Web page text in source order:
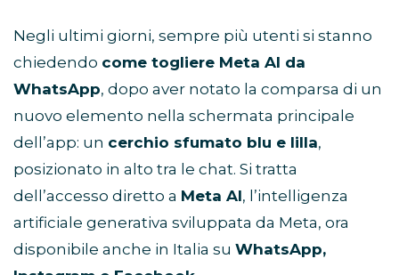
Negli ultimi giorni, sempre più utenti si stanno
chiedendo come togliere Meta AI da
WhatsApp, dopo aver notato la comparsa di un
nuovo elemento nella schermata principale
dell’app: un cerchio sfumato blu e lilla,
posizionato in alto tra le chat. Si tratta
dell’accesso diretto a Meta AI, l’intelligenza
artificiale generativa sviluppata da Meta, ora
disponibile anche in Italia su WhatsApp,